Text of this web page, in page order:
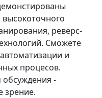
реверс-
Сможете
и
процесов.
обсуждения -
зрение.